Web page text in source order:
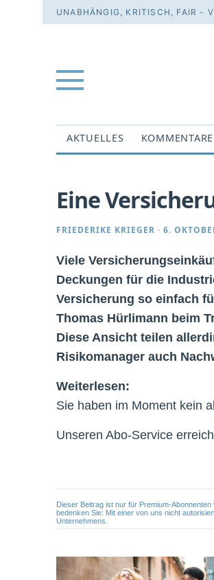
UNABHÄNGIG, KRITISCH, FAIR -
AKTUELLES KOMMENTARE
Eine
FRIEDERIKE KRIEGER · 6.
Viele
Deckungen für die
Versicherung so einfach
Thomas Hürlimann beim
Diese Ansicht teilen
Risikomanager auch
Weiterlesen:
Sie haben im Moment kein
Unseren Abo-Service
Dieser Beitrag ist nur für Premium-
bedenken Sie: Mit einer von uns nicht
Unternehmens.